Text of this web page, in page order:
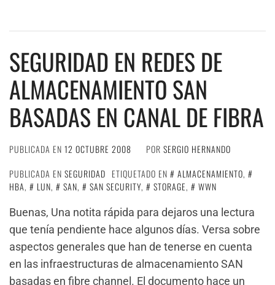
SEGURIDAD EN REDES DE
ALMACENAMIENTO SAN
BASADAS EN CANAL DE FIBRA
PUBLICADA EN 12 OCTUBRE 2008 POR SERGIO HERNANDO
PUBLICADA EN SEGURIDAD ETIQUETADO EN ALMACENAMIENTO,
HBA, LUN, SAN, SAN SECURITY, STORAGE,
WWN
Buenas, Una notita rápida para dejaros una lectura
que tenía pendiente hace algunos días. Versa sobre
aspectos generales que han de tenerse en cuenta
en las infraestructuras de almacenamiento SAN
basadas en fibre channel. El documento hace un